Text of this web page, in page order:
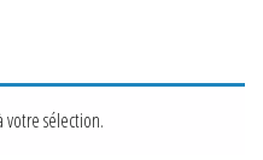
votre sélection.